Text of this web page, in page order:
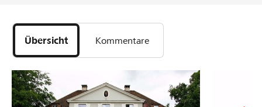
Übersicht Kommentare